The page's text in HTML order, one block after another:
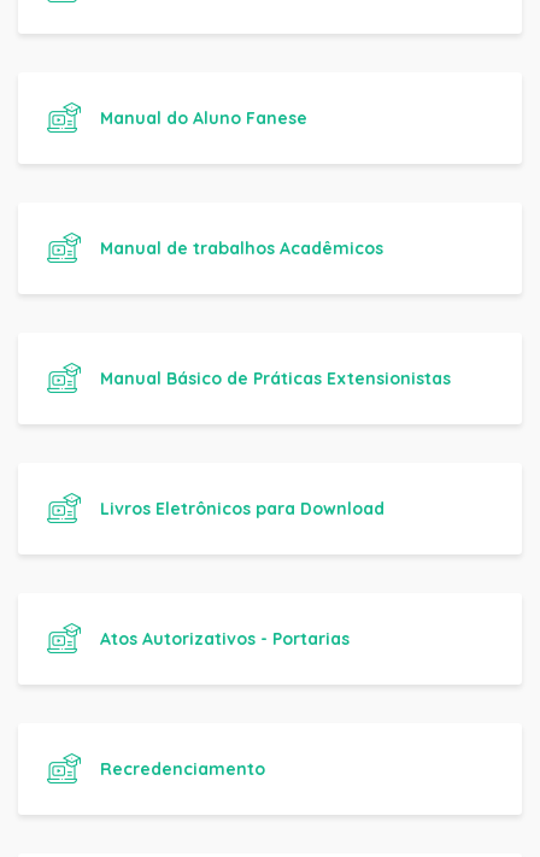
Manual do Aluno Fanese
Manual de trabalhos Acadêmicos
Manual Básico de Práticas Extensionistas
Livros Eletrônicos para Download
Atos Autorizativos - Portarias
Recredenciamento